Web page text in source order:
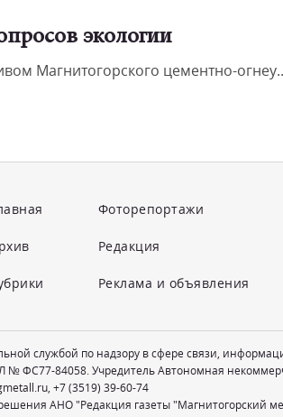
экологии
Магнитогорского цементно-
Фоторепортажи
Редакция
Реклама и объявления
службой по надзору в сфере связи,
ФС77-84058. Учредитель Автономная
, +7 (3519) 39-60-74
АНО "Редакция газеты "Магнитогорский